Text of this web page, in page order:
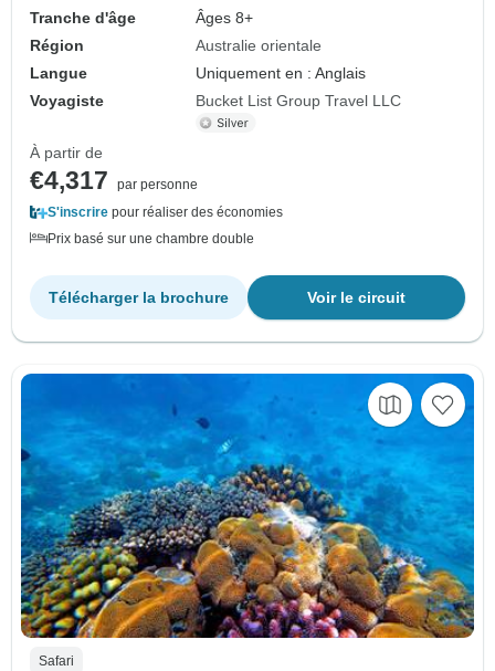
Tranche d'âge
Âges 8+
Région
Australie orientale
Langue
Uniquement en : Anglais
Voyagiste
Bucket List Group Travel LLC
À partir de
€4,317
par personne
S'inscrire pour réaliser des économies
Prix basé sur une chambre double
Voir le circuit
Télécharger la brochure
Safari